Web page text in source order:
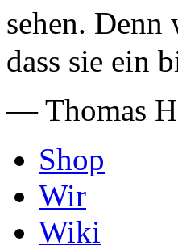
sehen.
dass sie ein
— Thomas
Shop
Wir
Wiki